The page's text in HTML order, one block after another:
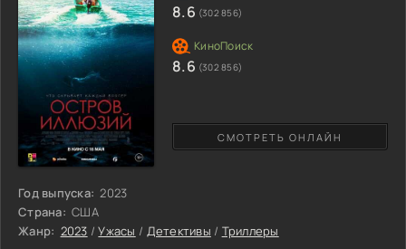
Год выпуска: 2023
Страна: США
Жанр: 2023 /Ужасы / Детективы / Триллеры
СМОТРЕТЬ ОНЛАЙН
8.6 (302 856)
8.6 (302 856)